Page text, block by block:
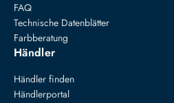
FAQ
Technische Datenblätter
Farbberatung
Händler
Händler finden
Händlerportal